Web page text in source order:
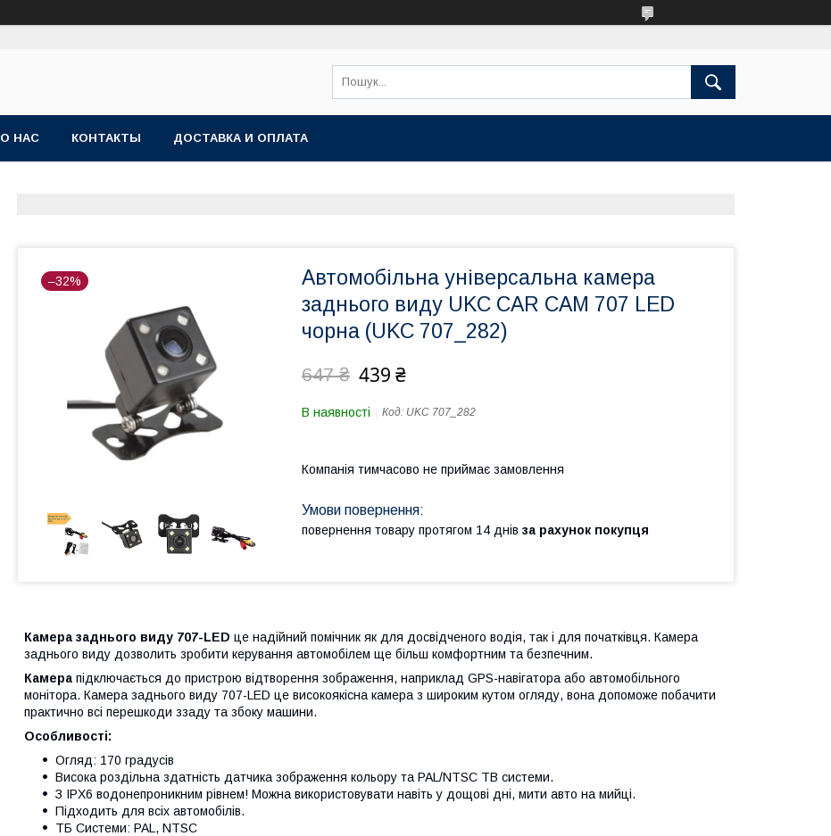
О НАС КОНТАКТЫ ДОСТАВКА И ОПЛАТА
–32%
Автомобільна універсальна камера
заднього виду UKC CAR CAM 707 LED
чорна (UKC 707_282)
647 ₴ 439 ₴
В наявності Код: UKC 707_282
Компанія тимчасово не приймає замовлення
повернення товару протягом 14 днів за рахунок покупця
Камера заднього виду 707-LED це надійний помічник як для досвідченого водія, так і для початківця. Камера
заднього виду дозволить зробити керування автомобілем ще більш комфортним та безпечним.
Камера підключається до пристрою відтворення зображення, наприклад GPS-навігатора або автомобільного
монітора. Камера заднього виду 707-LED це високоякісна камера з широким кутом огляду, вона допоможе побачити
практично всі перешкоди ззаду та збоку машини.
Особливості:
Огляд: 170 градусів
Висока роздільна здатність датчика зображення кольору та PAL/NTSC ТВ системи.
З IPX6 водонепроникним рівнем! Можна використовувати навіть у дощові дні, мити авто на мийці.
Підходить для всіх автомобілів.
ТБ Системи: PAL, NTSC